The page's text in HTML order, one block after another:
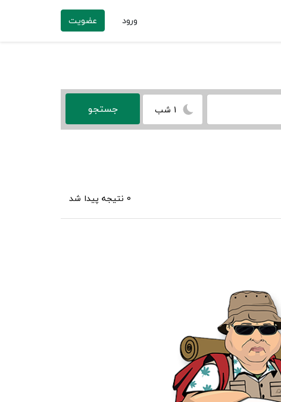
ورود عضویت
1 شب
0 نتیجه پیدا شد